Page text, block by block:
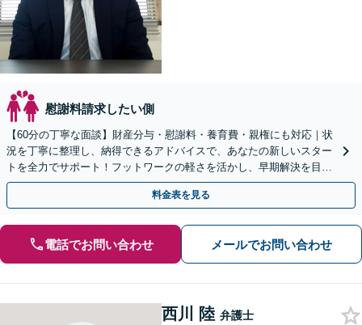
慰謝料請求したい側
【60分の丁寧な面談】財産分与・慰謝料・養育費・親権にも対応｜状
況を丁寧に整理し、納得できるアドバイスで、あなたの新しいスター
トを全力でサポート！フットワークの軽さを活かし、早期解決を目指
します！【立川駅7分：地域密着】
料金表を見る
電話でお問い合わせ メールでお問い合わせ
西川 陸 弁護士